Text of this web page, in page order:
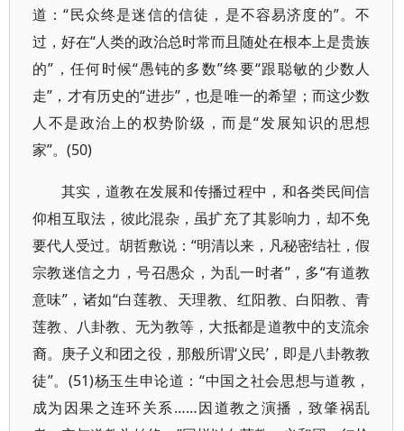
道：“民众终是迷信的信徒，是不容易济度的”。不
过，好在“人类的政治总时常而且随处在根本上是贵族
的”，任何时候“愚钝的多数”终要“跟聪敏的少数人
走”，才有历史的“进步”，也是唯一的希望；而这少数
人不是政治上的权势阶级，而是“发展知识的思想
家”。(50)
其实，道教在发展和传播过程中，和各类民间信
仰相互取法，彼此混杂，虽扩充了其影响力，却不免
要代人受过。胡哲敷说：“明清以来，凡秘密结社，假
宗教迷信之力，号召愚众，为乱一时者”，多“有道教
意味”，诸如“白莲教、天理教、红阳教、白阳教、青
莲教、八卦教、无为教等，大抵都是道教中的支流余
裔。庚子义和团之役，那般所谓‘义民’，即是八卦教教
徒”。(51)杨玉生申论道：“中国之社会思想与道教，
成为因果之连环关系……因道教之演播，致肇祸乱